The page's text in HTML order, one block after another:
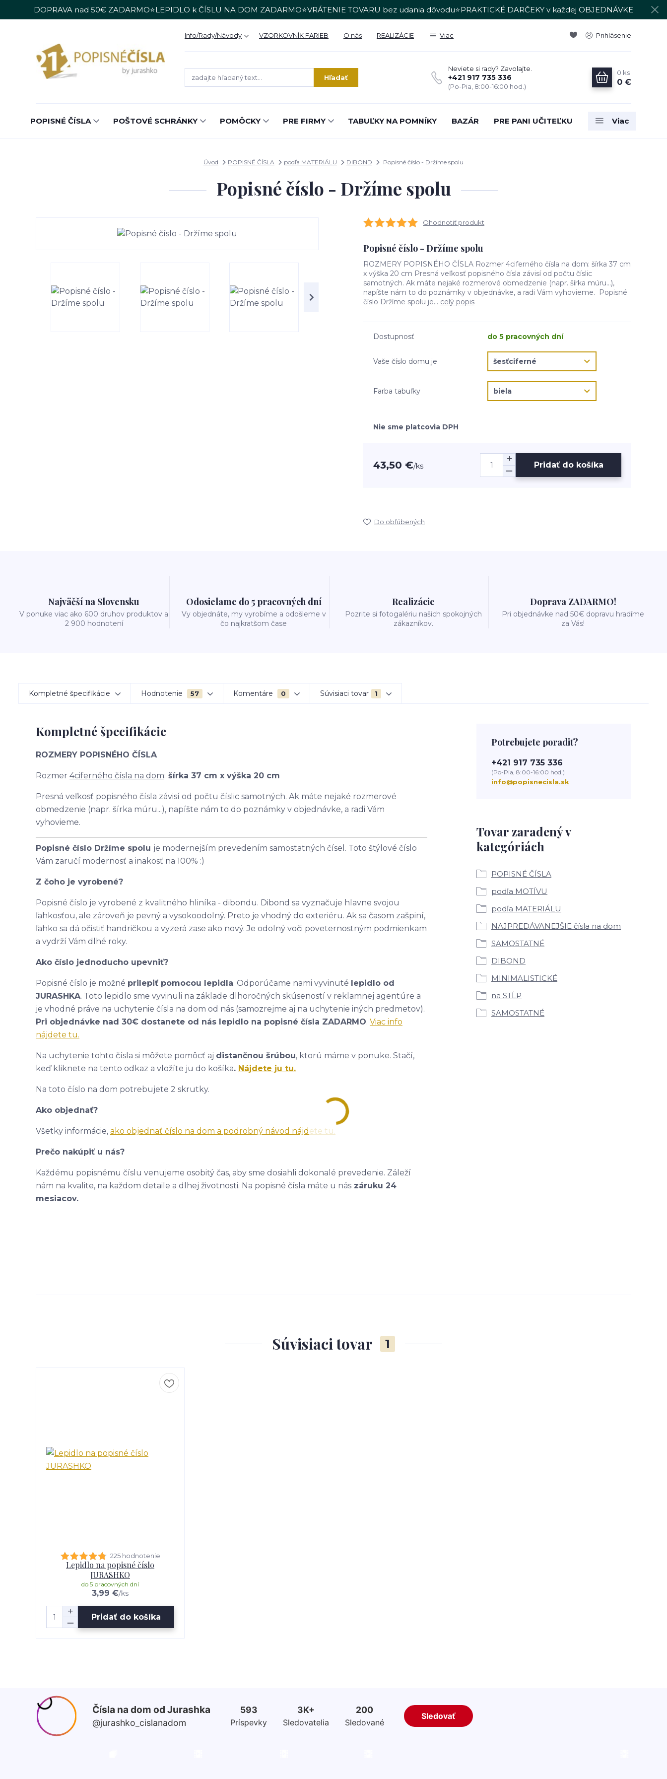
DOPRAVA nad 50€ ZADARMO⭐LEPIDLO k ČÍSLU NA DOM ZADARMO⭐VRÁTENIE TOVARU bez udania dôvodu⭐PRAKTICKÉ DARČEKY v každej OBJEDNÁVKE
Info/Rady/Návody VZORKOVNÍK FARIEB O nás REALIZÁCIE Viac Prihlásenie
Hľadať
Neviete si rady? Zavolajte.
+421 917 735 336
(Po-Pia, 8:00-16:00 hod.)
0 ks
0 €
POPISNÉ ČÍSLA POŠTOVÉ SCHRÁNKY POMÔCKY PRE FIRMY TABUĽKY NA POMNÍKY BAZÁR PRE PANI UČITEĽKU Viac
Úvod POPISNÉ ČÍSLA podľa MATERIÁLU DIBOND Popisné číslo - Držíme spolu
Popisné číslo - Držíme spolu
Ohodnotiť produkt
Popisné číslo - Držíme spolu
ROZMERY POPISNÉHO ČÍSLA Rozmer 4ciferného čísla na dom: šírka 37 cm
x výška 20 cm Presná veľkosť popisného čísla závisí od počtu číslic
samotných. Ak máte nejaké rozmerové obmedzenie (napr. šírka múru...),
napíšte nám to do poznámky v objednávke, a radi Vám vyhovieme. Popisné
číslo Držíme spolu je... celý popis
Dostupnosť do 5 pracovných dní
Vaše číslo domu je
Farba tabuľky
Nie sme platcovia DPH
43,50 €/ks Pridať do košíka
Do obľúbených
Najväčší na Slovensku
V ponuke viac ako 600 druhov produktov a
2 900 hodnotení
Odosielame do 5 pracovných dní
Vy objednáte, my vyrobíme a odošleme v
čo najkratšom čase
Realizácie
Pozrite si fotogalériu našich spokojných
zákazníkov.
Doprava ZADARMO!
Pri objednávke nad 50€ dopravu hradíme
za Vás!
Kompletné špecifikácie Hodnotenie 57 Komentáre 0 Súvisiaci tovar 1
Kompletné špecifikácie
ROZMERY POPISNÉHO ČÍSLA
Rozmer 4ciferného čísla na dom: šírka 37 cm x výška 20 cm
Presná veľkosť popisného čísla závisí od počtu číslic samotných. Ak máte nejaké rozmerové
obmedzenie (napr. šírka múru...), napíšte nám to do poznámky v objednávke, a radi Vám
vyhovieme.
Popisné číslo Držíme spolu je modernejším prevedením samostatných čísel. Toto štýlové číslo
Vám zaručí modernosť a inakosť na 100% :)
Z čoho je vyrobené?
Popisné číslo je vyrobené z kvalitného hliníka - dibondu. Dibond sa vyznačuje hlavne svojou
ľahkosťou, ale zároveň je pevný a vysokoodolný. Preto je vhodný do exteriéru. Ak sa časom zašpiní,
ľahko sa dá očistiť handričkou a vyzerá zase ako nový. Je odolný voči poveternostným podmienkam
a vydrží Vám dlhé roky.
Ako číslo jednoducho upevniť?
Popisné číslo je možné prilepiť pomocou lepidla. Odporúčame nami vyvinuté lepidlo od
JURASHKA. Toto lepidlo sme vyvinuli na základe dlhoročných skúseností v reklamnej agentúre a
je vhodné práve na uchytenie čísla na dom od nás (samozrejme aj na uchytenie iných predmetov).
Pri objednávke nad 30€ dostanete od nás lepidlo na popisné čísla ZADARMO. Viac info
nájdete tu.
Na uchytenie tohto čísla si môžete pomôcť aj distančnou šrúbou, ktorú máme v ponuke. Stačí,
keď kliknete na tento odkaz a vložíte ju do košíka. Nájdete ju tu.
Na toto číslo na dom potrebujete 2 skrutky.
Ako objednať?
Všetky informácie, ako objednať číslo na dom a podrobný návod nájdete tu.
Prečo nakúpiť u nás?
Každému popisnému číslu venujeme osobitý čas, aby sme dosiahli dokonalé prevedenie. Záleží
nám na kvalite, na každom detaile a dlhej životnosti. Na popisné čísla máte u nás záruku 24
mesiacov.
Tovar zaradený v
kategóriách
POPISNÉ ČÍSLA
podľa MOTÍVU
podľa MATERIÁLU
NAJPREDÁVANEJŠIE čísla na dom
SAMOSTATNÉ
DIBOND
MINIMALISTICKÉ
na STĹP
SAMOSTATNÉ
Potrebujete poradiť?
+421 917 735 336
(Po-Pia, 8:00-16:00 hod.)
info@popisnecisla.sk
Súvisiaci tovar 1
225 hodnotenie
Lepidlo na popisné číslo
JURASHKO
3,99 €/ks
do 5 pracovných dní
Pridať do košíka